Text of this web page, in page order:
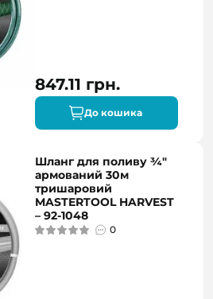
847.11 грн.
До кошика
Шланг для поливу ¾"
армований 30м
тришаровий
MASTERTOOL HARVEST
– 92-1048
0